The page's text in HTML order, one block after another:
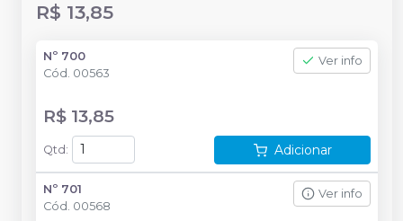
R$ 13,85
Nº 700
Cód. 00563
Ver info
R$ 13,85
Qtd : Adicionar
Nº 701
Cód. 00568
Ver info